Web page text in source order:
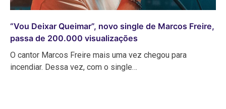
“Vou Deixar Queimar”, novo single de Marcos Freire,
passa de 200.000 visualizações
O cantor Marcos Freire mais uma vez chegou para
incendiar. Dessa vez, com o single…